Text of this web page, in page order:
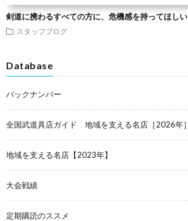
剣道に携わるすべての方に、危機感を持ってほしい
スタッフブログ
Database
バックナンバー
全国武道具店ガイド 地域を支える名店［2026年］
地域を支える名店【2023年】
大会戦績
定期購読のススメ